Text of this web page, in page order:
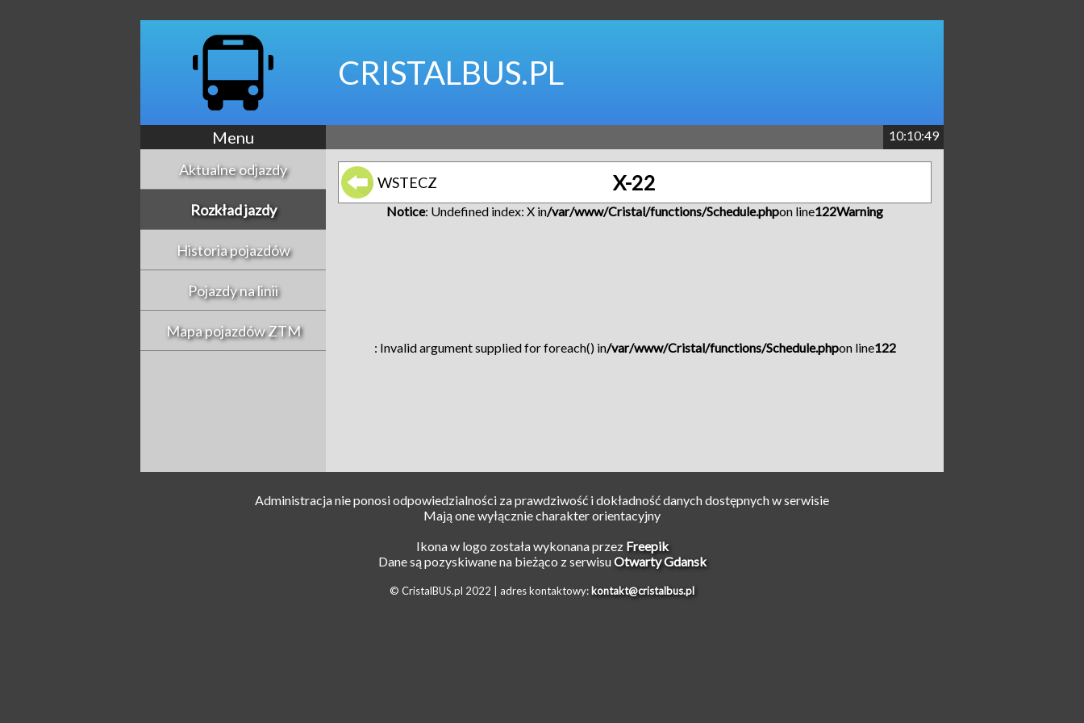
CRISTALBUS.PL
Menu 10:10:49
Aktualne odjazdy
Rozkład jazdy
Historia pojazdów
Pojazdy na linii
Mapa pojazdów ZTM
WSTECZ X-22
Notice: Undefined index: X in/var/www/Cristal/functions/Schedule.phpon line122Warning
: Invalid argument supplied for foreach() in/var/www/Cristal/functions/Schedule.phpon line122
Administracja nie ponosi odpowiedzialności za prawdziwość i dokładność danych dostępnych w serwisie
Mają one wyłącznie charakter orientacyjny
Ikona w logo została wykonana przez Freepik
Dane są pozyskiwane na bieżąco z serwisuOtwarty Gdansk
© CristalBUS.pl 2022 | adres kontaktowy: kontakt@cristalbus.pl